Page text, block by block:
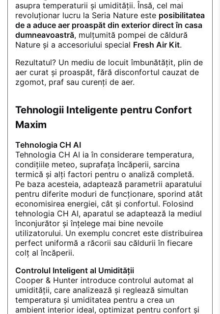
asupra temperaturii și umidității. Însă, cel mai
revoluționar lucru la Seria Nature este posibilitatea
de a aduce aer proaspăt din exterior direct în casa
dumneavoastră, mulțumită pompei de căldură
Nature și a accesoriului special Fresh Air Kit.
Rezultatul? Un mediu de locuit îmbunătățit, plin de
aer curat și proaspăt, fără disconfortul cauzat de
zgomot, praf sau curenți de aer.
Tehnologii Inteligente pentru Confort
Maxim
Tehnologia CH AI
Tehnologia CH AI ia în considerare temperatura,
condițiile meteo, suprafața încăperii, sarcina
termică și alți factori pentru o analiză completă.
Pe baza acesteia, adaptează parametrii aparatului
pentru diferite moduri de funcționare, sporind atât
economisirea energiei, cât și confortul. Folosind
tehnologia CH AI, aparatul se adaptează la mediul
înconjurător și înțelege mai bine nevoile
utilizatorului. Un exemplu concret este distribuirea
perfect uniformă a răcorii sau căldurii în fiecare
colț al încăperii.
Controlul Inteligent al Umidității
Cooper & Hunter introduce controlul automat al
umidității, care analizează și reglează simultan
temperatura și umiditatea pentru a crea un
ambient interior ideal, optimizat pentru confort și